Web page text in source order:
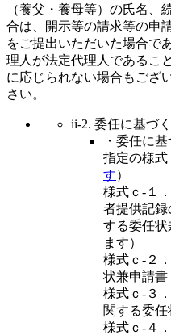
（養父・養母等）の氏名、
合は、開示等の請求等の申
をご提出いただいた場合で
理人が法定代理人であるこ
に応じられない場合もござ
さい。
ii-2. 委任に基づ
・委任に
指定の様式
す）
様式ｃ-１
者提供記録
する委任状
ます）
様式ｃ-２
状兼申請書
様式ｃ-３
関する委
様式ｃ-４